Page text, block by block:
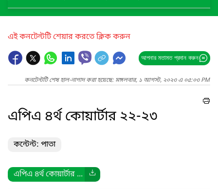
এই কনটেন্টটি শেয়ার করতে ক্লিক করুন
আপনার মতামত প্রদান করুন
কনটেন্টটি শেষ হাল-নাগাদ করা হয়েছে: মঙ্গলবার, ১ আগস্ট, ২০২৩ এ ০৫:০৩ PM
এপিএ ৪র্থ কোয়ার্টার ২২-২৩
কন্টেন্ট: পাতা
এপিএ ৪র্থ কোয়ার্টার ...